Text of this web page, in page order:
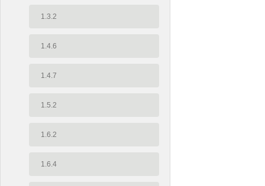
1.3.2
1.4.6
1.4.7
1.5.2
1.6.2
1.6.4